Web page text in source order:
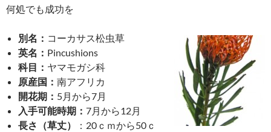
何処でも成功を
別名： コーカサス松虫草
英名： Pincushions
科目： ヤマモガシ科
原産国： 南アフリカ
開花期： 5月から7月
入手可能時期： 7月から12月
長さ（草丈）
：20ｃｍから50ｃ